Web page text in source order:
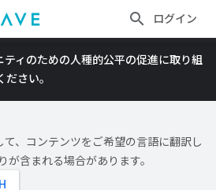
ログイン
ィのための人種的公平の促進に取り組
ださい。
て、コンテンツをご希望の言語に翻訳し
が含まれる場合があります。